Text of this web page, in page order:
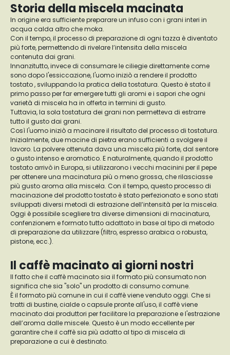
Storia della miscela macinata
In origine era sufficiente preparare un infuso con i grani interi in
acqua calda altro che moka.
Con il tempo, il processo di preparazione di ogni tazza è diventato
più forte, permettendo di rivelare l’intensita della miscela
contenuta dai grani.
Innanzitutto, invece di consumare le ciliegie direttamente come
sono dopo l'essiccazione, l'uomo iniziò a rendere il prodotto
tostato , sviluppando la pratica della tostatura. Questo è stato il
primo passo per far emergere tutti gli aromi e i sapori che ogni
varietà di miscela ha in offerta in termini di gusto.
Tuttavia, la sola tostatura dei grani non permetteva di estrarre
tutto il gusto dai grani.
Così l'uomo iniziò a macinare il risultato del processo di tostatura.
Inizialmente, due macine di pietra erano sufficienti a svolgere il
lavoro. La polvere ottenuta dava una miscela più forte, dal sentore
o gusto intenso e aromatico. E naturalmente, quando il prodotto
tostato arrivò in Europa, si utilizzarono i vecchi macinini per il pepe
per ottenere una macinatura più o meno grossa, che rilasciasse
più gusto aroma alla miscela. Con il tempo, questo processo di
macinazione del prodotto tostato è stato perfezionato e sono stati
sviluppati diversi metodi di estrazione dell’intensità per la miscela.
Oggi è possibile scegliere tra diverse dimensioni di macinatura,
confenzionem e formato tutto adattato in base al tipo di metodo
di preparazione da utilizzare (filtro, espresso arabica o robusta,
pistone, ecc.).
Il caffè macinato ai giorni nostri
Il fatto che il caffè macinato sia il formato più consumato non
significa che sia "solo" un prodotto di consumo comune.
È il formato più comune in cui il caffè viene venduto oggi. Che si
tratti di bustine, cialde o capsule pronte all'uso, il caffè viene
macinato dai produttori per facilitare la preparazione e l'estrazione
dell’aroma dalle miscele. Questo è un modo eccellente per
garantire che il caffè sia più adatto al tipo di miscela di
preparazione a cui è destinato.